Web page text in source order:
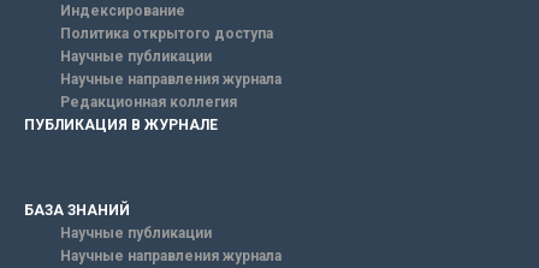
Индексирование
Политика открытого доступа
Научные публикации
Научные направления журнала
Редакционная коллегия
ПУБЛИКАЦИЯ В ЖУРНАЛЕ
БАЗА ЗНАНИЙ
Научные публикации
Научные направления журнала